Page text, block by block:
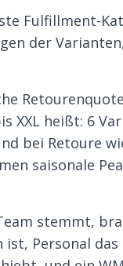
Fulfillment-
der
XXL heißt: 6
bei Retoure
saisonale
stemmt,
Personal